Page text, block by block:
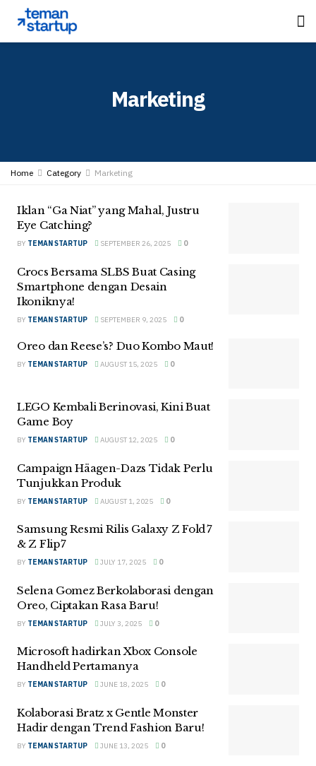
Marketing
Home Category Marketing
Iklan “Ga Niat” yang Mahal, Justru
Eye Catching?
BY TEMAN STARTUP SEPTEMBER 26, 2025 0
Crocs Bersama SLBS Buat Casing
Smartphone dengan Desain
Ikoniknya!
BY TEMAN STARTUP SEPTEMBER 9, 2025 0
Oreo dan Reese’s? Duo Kombo Maut!
BY TEMAN STARTUP AUGUST 15, 2025 0
LEGO Kembali Berinovasi, Kini Buat
Game Boy
BY TEMAN STARTUP AUGUST 12, 2025 0
Campaign Häagen-Dazs Tidak Perlu
Tunjukkan Produk
BY TEMAN STARTUP AUGUST 1, 2025 0
Samsung Resmi Rilis Galaxy Z Fold 7
& Z Flip 7
BY TEMAN STARTUP JULY 17, 2025 0
Selena Gomez Berkolaborasi dengan
Oreo, Ciptakan Rasa Baru!
BY TEMAN STARTUP JULY 3, 2025 0
Microsoft hadirkan Xbox Console
Handheld Pertamanya
BY TEMAN STARTUP JUNE 18, 2025 0
Kolaborasi Bratz x Gentle Monster
Hadir dengan Trend Fashion Baru!
BY TEMAN STARTUP JUNE 13, 2025 0